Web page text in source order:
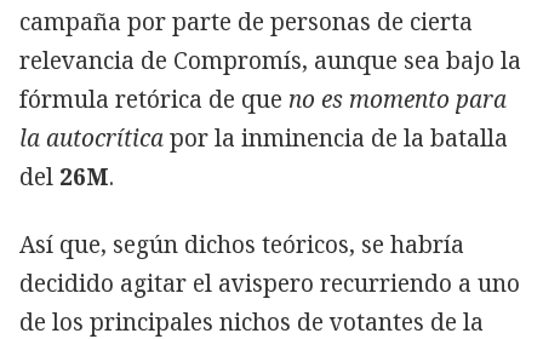
campaña por parte de personas de cierta
relevancia de Compromís, aunque sea bajo la
fórmula retórica de que no es momento para
la autocríticapor la inminencia de la batalla
del 26M.
Así que, según dichos teóricos, se habría
decidido agitar el avispero recurriendo a uno
de los principales nichos de votantes de la